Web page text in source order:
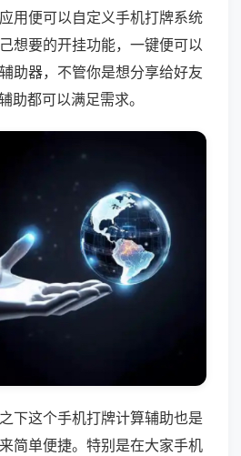
用便可以自定义手机打牌系统
想要的开挂功能，一键便可以
助器，不管你是想分享给好友
助都可以满足需求。
下这个手机打牌计算辅助也是
简单便捷。特别是在大家手机